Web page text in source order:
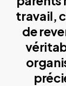
travail,
de